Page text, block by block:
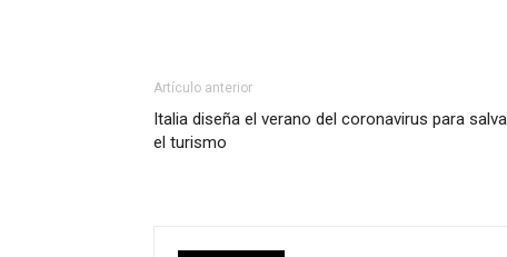
Artículo anterior
Italia diseña el verano del coronavirus para
el turismo